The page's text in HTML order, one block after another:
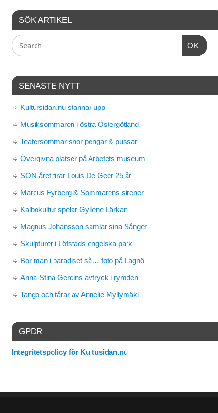
SÖK ARTIKEL
OK
SENASTE NYTT
Kultursidan.nu stannar upp
Musiksommaren i östra Östergötland
Teatersommar snor pengar & pussar
Övergivna platser på Arbetets museum
SON-året firar Louis De Geer 25 år
Marcus Fyrberg & Sommarens sirener
Kalbokultur spelar Gyllene Lärkan
Magnus Johansson samlar sina Sånger
Skulpturer i Löfstads engelska park
Bor man i paradiset så… foto på Lagnö
Anna-Stina Gerdins avtryck i rymden
Tango och tårar av Annelie Myllymäki
GPDR
Integritetspolicy för Kultusidan.nu